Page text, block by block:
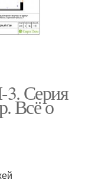
Серия
Всё о